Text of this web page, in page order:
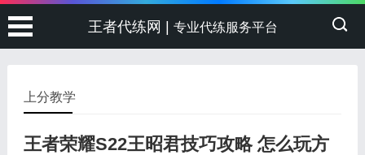
王者代练网 | 专业代练服务平台
上分教学
王者荣耀S22王昭君技巧攻略 怎么玩方